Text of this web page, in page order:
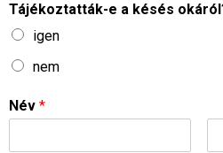
Tájékoztatták-e a késés
igen
nem
Név *